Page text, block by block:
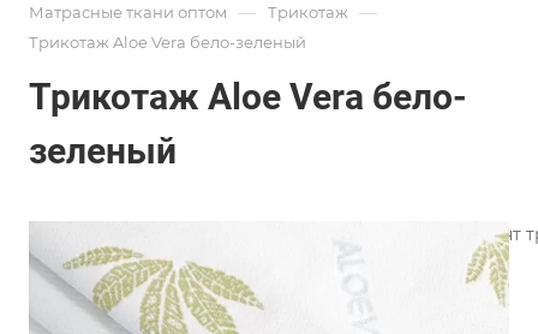
Матрасные ткани оптом — Трикотаж —
Трикотаж Aloe Vera бело-зеленый
Трикотаж Aloe Vera бело-
зеленый
Фабрика ФОРТЕКС производит широкий ассортимент
пошива чехлов.
Подробности